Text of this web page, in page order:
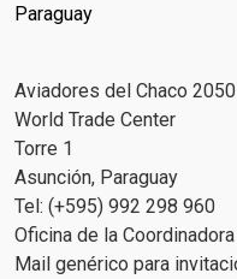
Paraguay
Aviadores del Chaco 2050
World Trade Center
Torre 1
Asunción, Paraguay
Tel: (+595) 992 298 960
Oficina de la
Mail genérico para